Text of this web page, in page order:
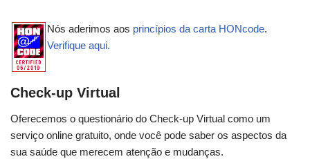
Nós aderimos aos princípios da carta HONcode.
Verifique aqui.
Check-up Virtual
Oferecemos o questionário do Check-up Virtual como um
serviço online gratuito, onde você pode saber os aspectos da
sua saúde que merecem atenção e mudanças.